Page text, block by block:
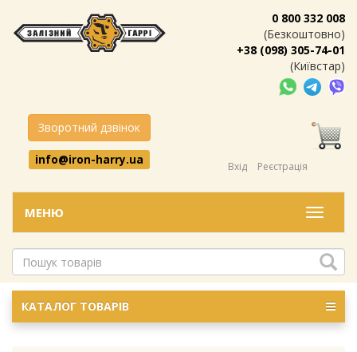
0 800 332 008
(Безкоштовно)
+38 (098) 305-74-01
(Київстар)
Зворотний дзвінок
info@iron-harry.ua
Вхід Реєстрація
Меню
МЕНЮ
КАТАЛОГ ТОВАРІВ